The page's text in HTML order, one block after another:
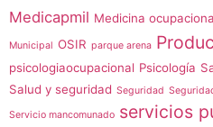
Medicapmil Medicina
Municipal OSIR parque arena
psicologiaocupacional Psicología
Salud y seguridad Seguridad
Servicio mancomunado servicios